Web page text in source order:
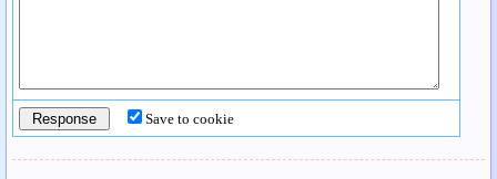
Save to cookie